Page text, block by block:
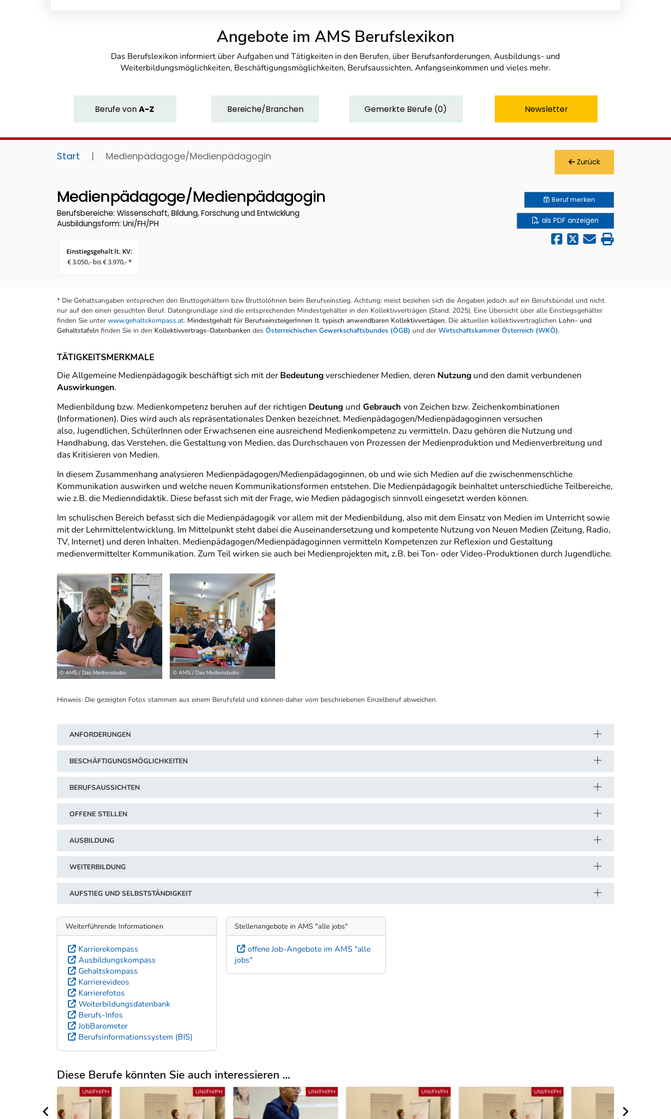
Angebote im AMS Berufslexikon
Das Berufslexikon informiert über Aufgaben und Tätigkeiten in den Berufen, über Berufsanforderungen, Ausbildungs- und
Weiterbildungsmöglichkeiten, Beschäftigungsmöglichkeiten, Berufsaussichten, Anfangseinkommen und vieles mehr.
BerufevonA-Z Bereiche/Branchen Gemerkte Berufe (0) Newsletter
Start | Medienpädagoge/Medienpädagogin Zurück
Medienpädagoge/Medienpädagogin
Berufsbereiche: Wissenschaft, Bildung, Forschung und Entwicklung
Ausbildungsform: Uni/FH/PH
Einstiegsgehalt lt. KV:
€ 3.050,- bis € 3.970,- *
Berufmerken
als PDF anzeigen
* Die Gehaltsangaben entsprechen den Bruttogehältern bzw Bruttolöhnen beim Berufseinstieg. Achtung: meist beziehen sich die Angaben jedoch auf ein Berufsbündel und nicht
nur auf den einen gesuchten Beruf. Datengrundlage sind die entsprechenden Mindestgehälter in den Kollektivverträgen (Stand: 2025). Eine Übersicht über alle Einstiegsgehälter
finden Sie unter www.gehaltskompass.at. Mindestgehalt für BerufseinsteigerInnen lt. typisch anwendbaren Kollektivvertägen. Die aktuellen kollektivvertraglichen Lohn- und
Gehaltstafeln finden Sie in den Kollektivvertrags-Datenbanken des Österreichischen Gewerkschaftsbundes (ÖGB) und der Wirtschaftskammer Österreich (WKÖ).
TÄTIGKEITSMERKMALE
Die Allgemeine Medienpädagogik beschäftigt sich mit der Bedeutungverschiedener Medien, deren Nutzung und den damit verbundenen
Auswirkungen.
Medienbildung bzw. Medienkompetenz beruhen auf der richtigen Deutung und Gebrauch von Zeichen bzw. Zeichenkombinationen
(Informationen). Dies wird auch als repräsentationales Denken bezeichnet. Medienpädagogen/Medienpädagoginnen versuchen
also, Jugendlichen, SchülerInnen oder Erwachsenen eine ausreichend Medienkompetenz zu vermitteln. Dazu gehören die Nutzung und
Handhabung, das Verstehen, die Gestaltung von Medien, das Durchschauen von Prozessen der Medienproduktion und Medienverbreitung und
das Kritisieren von Medien.
In diesem Zusammenhang analysieren Medienpädagogen/Medienpädagoginnen, ob und wie sich Medien auf die zwischenmenschliche
Kommunikation auswirken und welche neuen Kommunikationsformen entstehen. Die Medienpädagogik beinhaltet unterschiedliche Teilbereiche,
wie z.B. die Medienndidaktik. Diese befasst sich mit der Frage, wie Medien pädagogisch sinnvoll eingesetzt werden können.
Im schulischen Bereich befasst sich die Medienpädagogik vor allem mit der Medienbildung, also mit dem Einsatz von Medien im Unterricht sowie
mit der Lehrmittelentwicklung. Im Mittelpunkt steht dabei die Auseinandersetzung und kompetente Nutzung von Neuen Medien (Zeitung, Radio,
TV, Internet) und deren Inhalten. Medienpädagogen/Medienpädagoginnen vermitteln Kompetenzen zur Reflexion und Gestaltung
medienvermittelter Kommunikation. Zum Teil wirken sie auch bei Medienprojekten mit, z.B. bei Ton- oder Video-Produktionen durch Jugendliche.
© AMS / Das Medienstudio © AMS / Das Medienstudio
Hinweis: Die gezeigten Fotos stammen aus einem Berufsfeld und können daher vom beschriebenen Einzelberuf abweichen.
ANFORDERUNGEN
BESCHÄFTIGUNGSMÖGLICHKEITEN
BERUFSAUSSICHTEN
OFFENE STELLEN
AUSBILDUNG
WEITERBILDUNG
AUFSTIEG UND SELBSTSTÄNDIGKEIT
Weiterführende Informationen
Karrierekompass
Ausbildungskompass
Gehaltskompass
Karrierevideos
Karrierefotos
Weiterbildungsdatenbank
Berufs-Infos
JobBarometer
Berufsinformationssystem (BIS)
Stellenangebote in AMS "alle jobs"
offene Job-Angebote im AMS "alle
jobs"
Diese Berufe könnten Sie auch interessieren ...
Uber weitere Berufsvorschläge
UNI/FH/PH UNI/FH/PH UNI/FH/PH UNI/FH/PH UNI/FH/PH